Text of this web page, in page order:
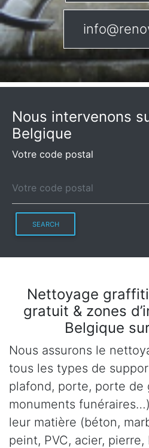
Nous intervenons
Belgique
Votre code postal
SEARCH
Nettoyage
gratuit & zones
Belgique
Nous assurons le
tous les types de
plafond, porte, porte de
monuments
leur matière (béton,
peint, PVC, acier,